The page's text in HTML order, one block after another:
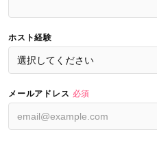
ホスト経験
メールアドレス 必須